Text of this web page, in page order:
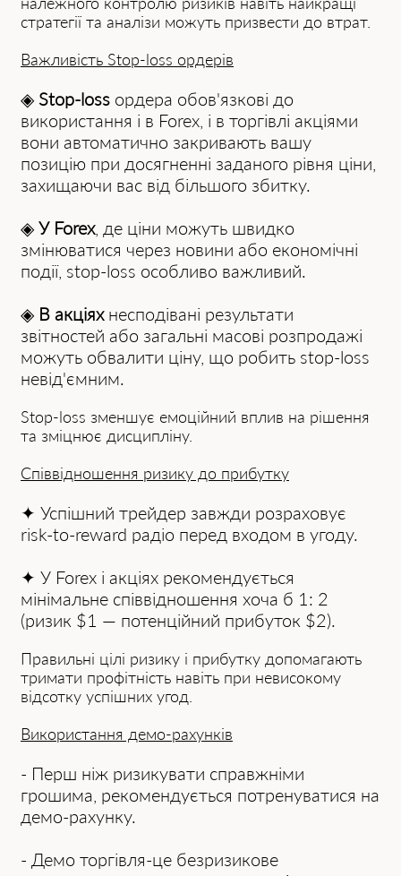
стратегії та аналізи можуть призвести до втрат.
Важливість Stop-loss ордерів
◈ Stop-loss ордера обов'язкові до
використання і в Forex, і в торгівлі акціями
вони автоматично закривають вашу
позицію при досягненні заданого рівня ціни,
захищаючи вас від більшого збитку.
◈У Forex, де ціни можуть швидко
змінюватися через новини або економічні
події, stop-loss особливо важливий.
◈ В акціяхнесподівані результати
звітностей або загальні масові розпродажі
можуть обвалити ціну, що робить stop-loss
невід'ємним.
Stop-loss зменшує емоційний вплив на рішення
та зміцнює дисципліну.
Співвідношення ризику до прибутку
✦ Успішний трейдер завжди розраховує
risk-to-reward радіо перед входом в угоду.
✦ У Forex і акціях рекомендується
мінімальне співвідношення хоча б 1: 2
(ризик $1 — потенційний прибуток $2).
Правильні цілі ризику і прибутку допомагають
тримати профітність навіть при невисокому
відсотку успішних угод.
Використання демо-рахунків
- Перш ніж ризикувати справжніми
грошима, рекомендується потренуватися на
демо-рахунку.
- Демо торгівля-це безризикове